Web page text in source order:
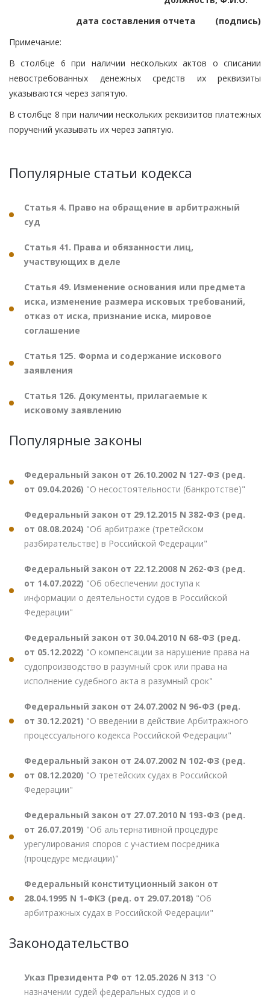
дата составления отчета
(подпись)
Примечание:
В столбце 6 при наличии нескольких актов о списании
невостребованных денежных средств их реквизиты
указываются через запятую.
В столбце 8 при наличии нескольких реквизитов платежных
поручений указывать их через запятую.
Популярные статьи кодекса
Статья 4. Право на обращение в арбитражный
суд
Статья 41. Права и обязанности лиц,
участвующих в деле
Статья 49. Изменение основания или предмета
иска, изменение размера исковых требований,
отказ от иска, признание иска, мировое
соглашение
Статья 125. Форма и содержание искового
заявления
Статья 126. Документы, прилагаемые к
исковому заявлению
Популярные законы
Федеральный закон от 26.10.2002 N 127-ФЗ (ред.
от 09.04.2026) "О несостоятельности (банкротстве)"
Федеральный закон от 29.12.2015 N 382-ФЗ (ред.
от 08.08.2024) "Об арбитраже (третейском
разбирательстве) в Российской Федерации"
Федеральный закон от 22.12.2008 N 262-ФЗ (ред.
от 14.07.2022) "Об обеспечении доступа к
информации о деятельности судов в Российской
Федерации"
Федеральный закон от 30.04.2010 N 68-ФЗ (ред.
от 05.12.2022) "О компенсации за нарушение права на
судопроизводство в разумный срок или права на
исполнение судебного акта в разумный срок"
Федеральный закон от 24.07.2002 N 96-ФЗ (ред.
от 30.12.2021) "О введении в действие Арбитражного
процессуального кодекса Российской Федерации"
Федеральный закон от 24.07.2002 N 102-ФЗ (ред.
от 08.12.2020) "О третейских судах в Российской
Федерации"
Федеральный закон от 27.07.2010 N 193-ФЗ (ред.
от 26.07.2019) "Об альтернативной процедуре
урегулирования споров с участием посредника
(процедуре медиации)"
Федеральный конституционный закон от
28.04.1995 N 1-ФКЗ (ред. от 29.07.2018) "Об
арбитражных судах в Российской Федерации"
Законодательство
Указ Президента РФ от 12.05.2026 N 313 "О
назначении судей федеральных судов и о